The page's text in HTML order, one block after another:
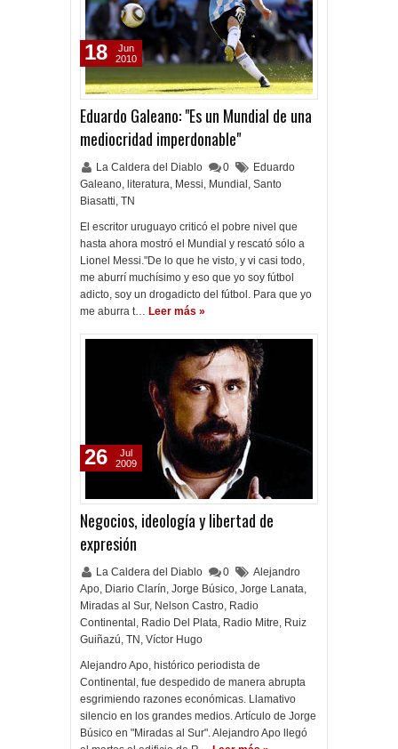
Eduardo Galeano: "Es un Mundial de una
mediocridad imperdonable"
La Caldera del Diablo 0
Eduardo
Galeano, literatura, Messi, Mundial , Santo
Biasatti, TN
El escritor uruguayo criticó el pobre nivel que
hasta ahora mostró el Mundial y rescató sólo a
Lionel Messi."De lo que he visto, y vi casi todo,
me aburrí muchísimo y eso que yo soy fútbol
adicto, soy un drogadicto del fútbol. Para que yo
me aburra t… Leer más »
18
Jun
2010
Negocios, ideología y libertad de
expresión
La Caldera del Diablo 0
Alejandro
Apo, Diario Clarín, Jorge Búsico, Jorge Lanata,
Miradas al Sur, Nelson Castro, Radio
Continental , Radio Del Plata, Radio Mitre, Ruiz
Guiñazú, TN , Víctor Hugo
Alejandro Apo, histórico periodista de
Continental, fue despedido de manera abrupta
esgrimiendo razones económicas. Llamativo
silencio en los grandes medios. Artículo de Jorge
Búsico en "Miradas al Sur". Alejandro Apo llegó
26
Jul
2009